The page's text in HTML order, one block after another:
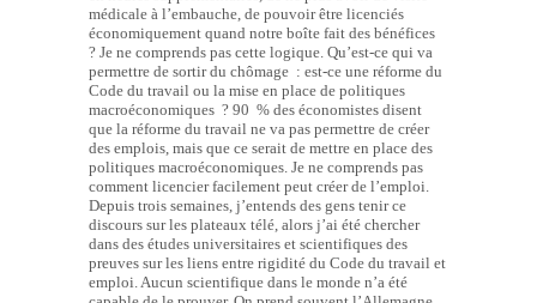
médicale à l’embauche, de pouvoir être licenciés
économiquement quand notre boîte fait des bénéfices
? Je ne comprends pas cette logique. Qu’est-ce qui va
permettre de sortir du chômage : est-ce une réforme du
Code du travail ou la mise en place de politiques
macroéconomiques ? 90 % des économistes disent
que la réforme du travail ne va pas permettre de créer
des emplois, mais que ce serait de mettre en place des
politiques macroéconomiques. Je ne comprends pas
comment licencier facilement peut créer de l’emploi.
Depuis trois semaines, j’entends des gens tenir ce
discours sur les plateaux télé, alors j’ai été chercher
dans des études universitaires et scientifiques des
preuves sur les liens entre rigidité du Code du travail et
emploi. Aucun scientifique dans le monde n’a été